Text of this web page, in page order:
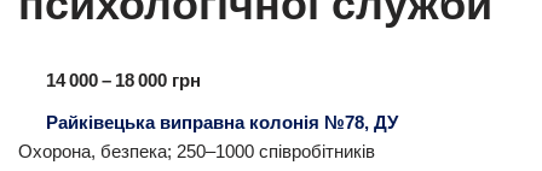
14 000 – 18 000 грн
Райківецька виправна колонія №78, ДУ
Охорона, безпека; 250–1000 співробітників